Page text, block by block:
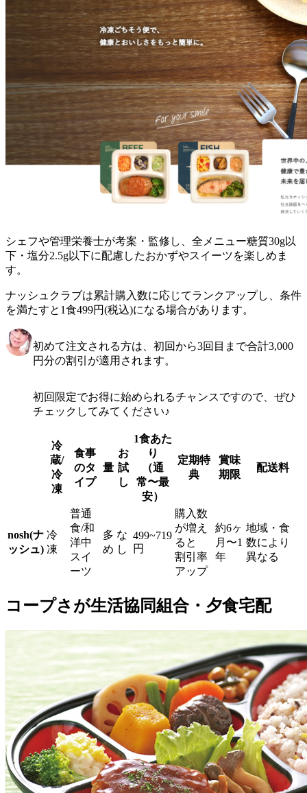
シェフや管理栄養士が考案・監修し、全メニュー糖質30g以
下・塩分2.5g以下に配慮したおかずやスイーツを楽しめま
す。
ナッシュクラブは累計購入数に応じてランクアップし、条件
を満たすと1食499円(税込)になる場合があります。
初めて注文される方は、初回から3回目まで合計3,000
円分の割引が適用されます。
初回限定でお得に始められるチャンスですので、ぜひ
チェックしてみてください♪
冷
蔵/
冷
凍
食事
のタ
イプ
量
お
試
し
1食あた
り
（通
常〜最
安）
定期特
典
賞味
期限
配送料
nosh(ナ
ッシュ)
冷
凍
普通
食/和
洋中
スイ
ーツ
多
め
な
し
499~719
円
購入数
が増え
ると
割引率
アップ
約6ヶ
月〜1
年
地域・食
数により
異なる
コープさが生活協同組合・夕食宅配